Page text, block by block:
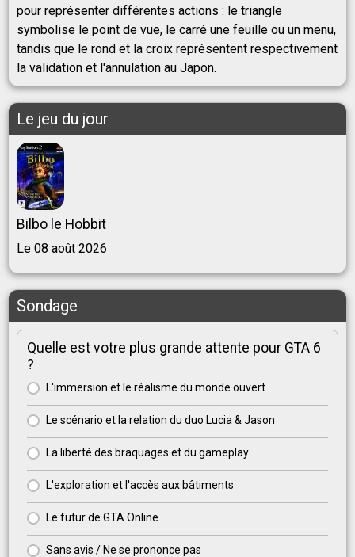
pour représenter différentes actions : le triangle
symbolise le point de vue, le carré une feuille ou un menu,
tandis que le rond et la croix représentent respectivement
la validation et l'annulation au Japon.
Le jeu du jour
Bilbo le Hobbit
Le 08 août 2026
Sondage
Quelle est votre plus grande attente pour GTA 6
?
L'immersion et le réalisme du monde ouvert
Le scénario et la relation du duo Lucia & Jason
La liberté des braquages et du gameplay
L'exploration et l'accès aux bâtiments
Le futur de GTA Online
Sans avis / Ne se prononce pas